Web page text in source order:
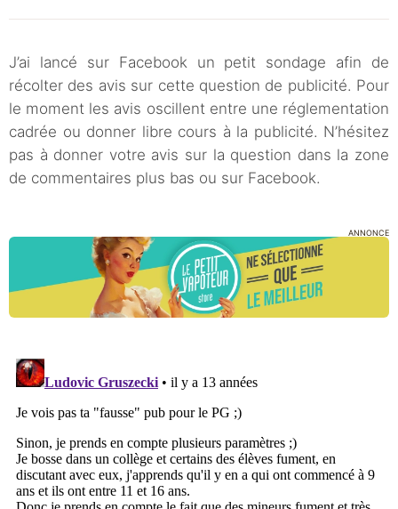
J’ai lancé sur Facebook un petit sondage afin de
récolter des avis sur cette question de publicité. Pour
le moment les avis oscillent entre une réglementation
cadrée ou donner libre cours à la publicité. N’hésitez
pas à donner votre avis sur la question dans la zone
de commentaires plus bas ou sur Facebook.
ANNONCE